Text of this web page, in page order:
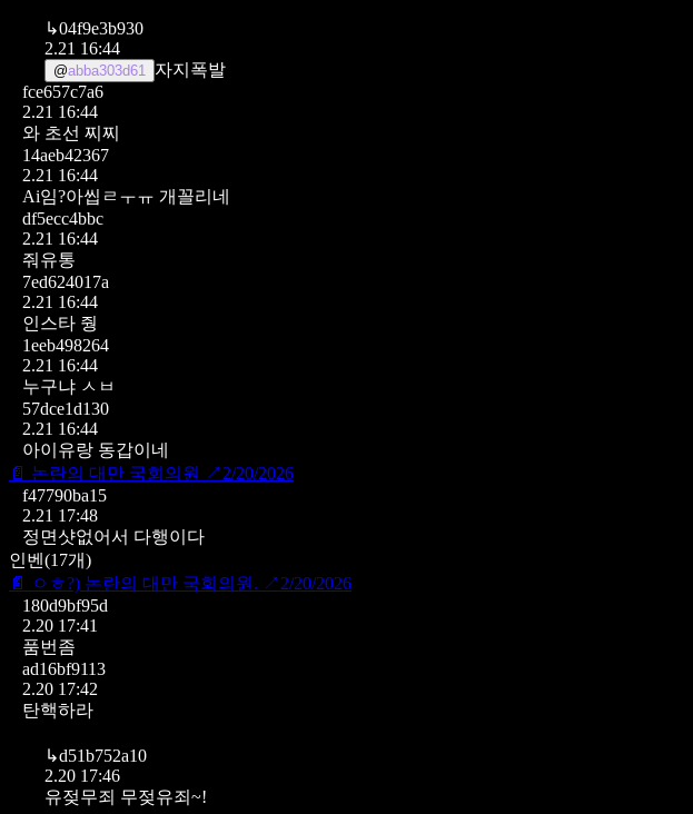
↳04f9e3b930
2.21 16:44
@abba303d61
자지폭발
fce657c7a6
2.21 16:44
와 초선 찌찌
14aeb42367
2.21 16:44
Ai임?아씹ㄹㅜㅠ 개꼴리네
df5ecc4bbc
2.21 16:44
줘유통
7ed624017a
2.21 16:44
인스타 줭
1eeb498264
2.21 16:44
누구냐 ㅅㅂ
57dce1d130
2.21 16:44
아이유랑 동갑이네
📄 논란의 대만 국회의원 ↗ 2/20/2026
f47790ba15
2.21 17:48
정면샷없어서 다행이다
인벤 (17개)
📄
ㅇㅎ?) 논란의 대만 국회의원. ↗ 2/20/2026
180d9bf95d
2.20 17:41
품번좀
ad16bf9113
2.20 17:42
탄핵하라
↳d51b752a10
2.20 17:46
유젖무죄 무젖유죄~!